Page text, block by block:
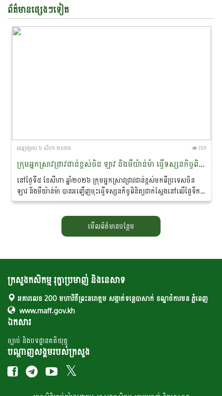
ព័ត៌មានផ្សេងៗទៀត
ចេញ​ផ្សាយ​ ៦ សីហា ២០២៦ 159
ក្រុមអ្នកស្រាវជ្រាវជាន់ខ្ពស់ចិន ឡាវ និងមីយ៉ាន់ម៉ា ធ្វើទស្សន​កិច្ច​ពិនិត្យជាក់ស្តែងនៅដែនជម្រកសត្វផ្សោតទន្លេមេគង្គ ក្នុងខេត្តក្រចេះ
នៅថ្ងៃទី៥ ខែសីហា ឆ្នាំ២០២៦ ក្រុមអ្នកស្រាវជ្រាវជាន់ខ្ពស់ម​ក​ពី​ប្រទេសចិន
ឡាវ និងមីយ៉ាន់ម៉ា បានអញ្ជើញចុះធ្វើទស្សនកិច្ច​ពិនិត្យ​ជាក់ស្តែងនៅលើផ្ទៃទឹក
នៃទន្លេមេគង្គ...
មើលព័ត៌មានបន្ថែម
ក្រសួងកសិកម្ម រុក្ខាប្រមាញ់ និងនេសាទ
អគារលេខ 200 មហាវិថីព្រះនរោត្តម សង្កាត់ទន្លេបាសាក់ ខណ្ឌចំការមន ភ្នំពេញ
www.maff.gov.kh
ឯកសារ
ច្បាប់ និងបទដ្ឋានគតិយុត្ត
បណ្តាញសង្គមរបស់ក្រសួង